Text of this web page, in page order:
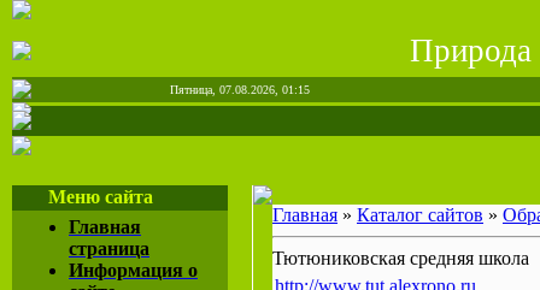
Природа
Пятница, 07.08.2026, 01:15
Меню сайта
Главная
страница
Информация о
Главная » Каталог сайтов »
Тютюниковская средняя школа
http://www.tut.alexrono.ru